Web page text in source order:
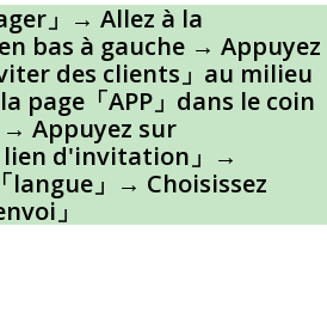
」→ Allez à la
bas à gauche → Appuyez
des clients」au milieu
page「APP」dans le coin
→ Appuyez sur
lien d'invitation」→
langue」→ Choisissez
」